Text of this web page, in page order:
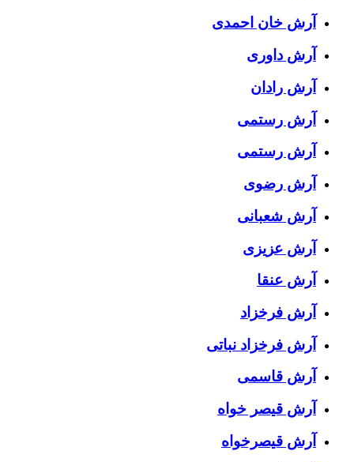
آرش خان احمدی
آرش داوری
آرش رادان
آرش رستمى
آرش رستمی
آرش رضوی
آرش شعبانی
آرش عزیزی
آرش عنقا
آرش فرخزاد
آرش فرخزاد نباتی
آرش قاسمی
آرش قیصر خواه
آرش قیصرخواه